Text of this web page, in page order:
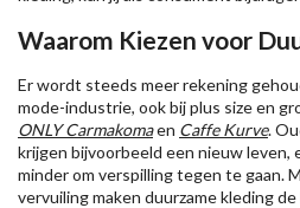
Waarom Kiezen voor
Er wordt steeds meer rekening
mode-industrie, ook bij plus size en
ONLY Carmakomaen Caffe Kurve.
krijgen bijvoorbeeld een nieuw leven,
minder om verspilling tegen te gaan.
vervuiling maken duurzame kleding